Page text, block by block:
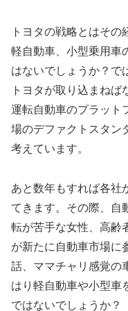
トヨタの戦略とはその
軽自動車、小型乗用車
はないでしょうか？で
トヨタが取り込まね
運転自動車のプラット
場のデファクトスタン
考えています。
あと数年もすれば各社
てきます。その際、自
転が苦手な女性、高齢
が新たに自動車市場に
話、ママチャリ感覚の
はり軽自動車や小型車
ではないでしょうか？